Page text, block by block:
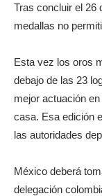
Tras concluir el 26
medallas no
Esta vez los oros
debajo de las 23
mejor actuación
casa. Esa edición
las autoridades
México deberá
delegación